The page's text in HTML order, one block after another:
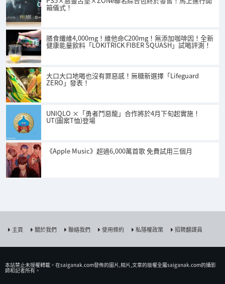
箱儀式！
膳食纖維4,000mg！維他命C200mg！無添加咖啡因！全新
健康能量飲料「LOKITRICK FIBER SQUASH」試喝評測！
大口大口地喝也沒有罪惡感！無糖新選擇「Lifeguard
ZERO」發表！
UNIQLO ×「勇者鬥惡龍」合作將於4月下旬起實施！
UT(圖案T恤)登場
《Apple Music》超過6,000萬首歌 免費試用三個月
主頁 關於我們 聯絡我們 使用條約 私隱權政策 招聘翻譯員
本站禁止未授權𨍭載。在saiganak.com發佈的圖片,相片,文章的版權全屬saiganak.com的攝影
師和記者所有。